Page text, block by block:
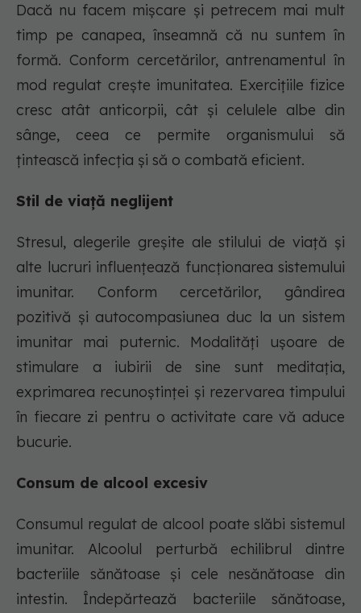
Dacă nu facem mișcare și petrecem mai mult
timp pe canapea, înseamnă că nu suntem în
formă. Conform cercetărilor, antrenamentul în
mod regulat crește imunitatea. Exercițiile fizice
cresc atât anticorpii, cât și celulele albe din
sânge, ceea ce permite organismului să
țintească infecția și să o combată eficient.
Stil de viață neglijent
Stresul, alegerile greșite ale stilului de viață și
alte lucruri influențează funcționarea sistemului
imunitar. Conform cercetărilor, gândirea
pozitivă și autocompasiunea duc la un sistem
imunitar mai puternic. Modalități ușoare de
stimulare a iubirii de sine sunt meditația,
exprimarea recunoștinței și rezervarea timpului
în fiecare zi pentru o activitate care vă aduce
bucurie.
Consum de alcool excesiv
Consumul regulat de alcool poate slăbi sistemul
imunitar. Alcoolul perturbă echilibrul dintre
bacteriile sănătoase și cele nesănătoase din
intestin. Îndepărtează bacteriile sănătoase,